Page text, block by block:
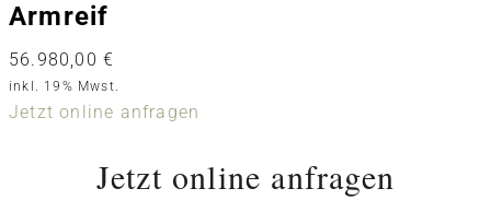
Armreif
56.980,00 €
inkl. 19% Mwst.
Jetzt online anfragen
Jetzt online anfragen